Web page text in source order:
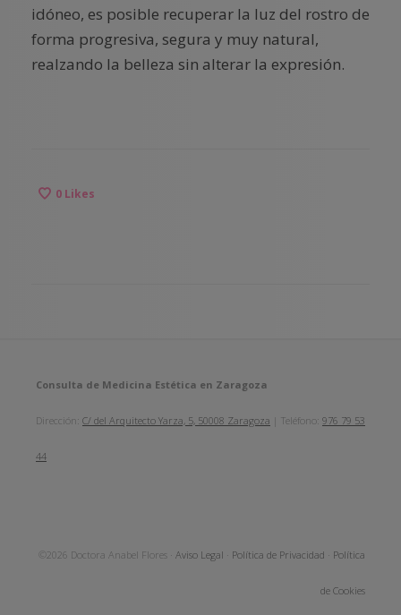
idóneo, es posible recuperar la luz del rostro de
forma progresiva, segura y muy natural,
realzando la belleza sin alterar la expresión.
0 Likes
Consulta de Medicina Estética en Zaragoza
Dirección: C/ del Arquitecto Yarza, 5, 50008 Zaragoza | Teléfono: 976 79 53
44
©2026 Doctora Anabel Flores · Aviso Legal · Política de Privacidad · Política
de Cookies